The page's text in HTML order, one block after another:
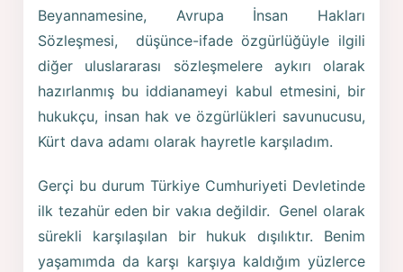
Beyannamesine, Avrupa İnsan Hakları
Sözleşmesi, düşünce-ifade özgürlüğüyle ilgili
diğer uluslararası sözleşmelere aykırı olarak
hazırlanmış bu iddianameyi kabul etmesini, bir
hukukçu, insan hak ve özgürlükleri savunucusu,
Kürt dava adamı olarak hayretle karşıladım.
Gerçi bu durum Türkiye Cumhuriyeti Devletinde
ilk tezahür eden bir vakıa değildir. Genel olarak
sürekli karşılaşılan bir hukuk dışılıktır. Benim
yaşamımda da karşı karşıya kaldığım yüzlerce